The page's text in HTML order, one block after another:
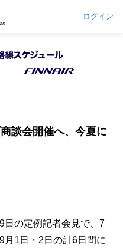
ログイン
談会開催へ、今夏に
日の定例記者会見で、7
月1日・2日の計6日間に